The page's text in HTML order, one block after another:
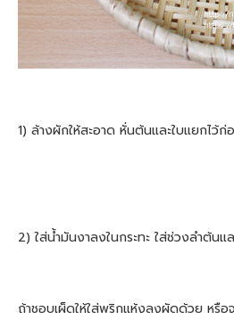
1) ล้างผักให้สะอาด หั่นต้นและใบแยกไว้ก่
2) ใส่น้ำมันงาลงในกระทะ ใส่ช่วงลำต้น
ถ้าชอบเผ็ดให้ใส่พริกแห้งลงผัดด้วย หรือ